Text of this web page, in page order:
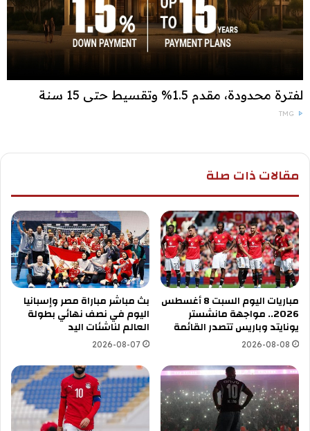
لفترة محدودة، مقدم 1.5% وتقسيط حتى 15 سنة
TMG
مقالات ذات صلة
مباريات اليوم السبت 8 أغسطس
2026.. مواجهة مانشستر
يونايتد وباريس تتصدر القائمة
2026-08-08
بث مباشر مباراة مصر وإسبانيا
اليوم في نصف نهائي بطولة
العالم لناشئات اليد
2026-08-07